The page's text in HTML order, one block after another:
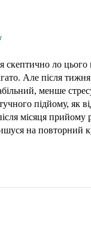
скептично ло цього
Але після
менше
підйому, як
місяця прийому
на повторний